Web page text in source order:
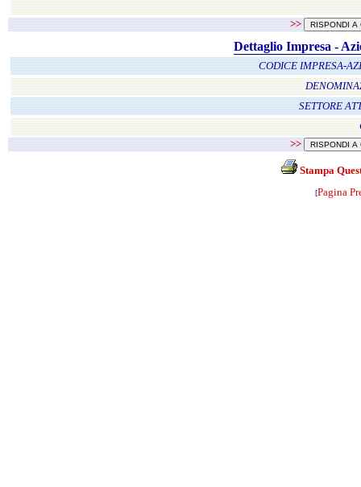
>>
Dettaglio Impresa -
CODICE IMPRESA-
SETTORE
>>
Stampa
[Pagina